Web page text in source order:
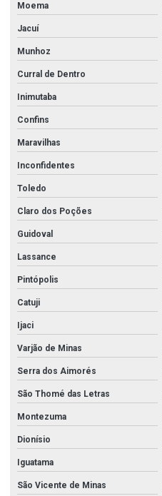
Moema
Jacuí
Munhoz
Curral de Dentro
Inimutaba
Confins
Maravilhas
Inconfidentes
Toledo
Claro dos Poções
Guidoval
Lassance
Pintópolis
Catuji
Ijaci
Varjão de Minas
Serra dos Aimorés
São Thomé das Letras
Montezuma
Dionísio
Iguatama
São Vicente de Minas